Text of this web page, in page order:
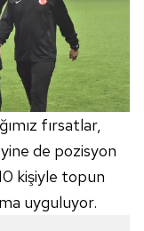
fırsatlar,
de pozisyon
kişiyle topun
uyguluyor.